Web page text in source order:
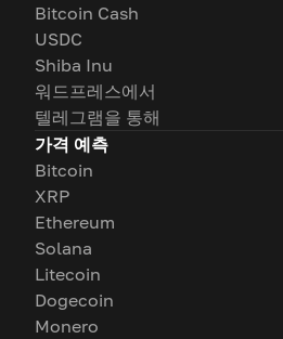
Bitcoin Cash
USDC
Shiba Inu
워드프레스에서
텔레그램을 통해
가격 예측
Bitcoin
XRP
Ethereum
Solana
Litecoin
Dogecoin
Monero